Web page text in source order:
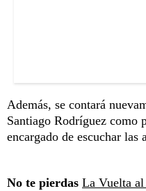
Además, se contará
Santiago Rodríguez como
encargado de escuchar las
No te pierdas La Vuelta